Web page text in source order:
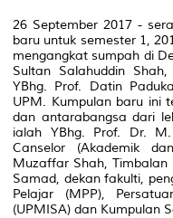
26 September 2017 -
baru untuk semester 1,
mengangkat sumpah di
Sultan Salahuddin
YBhg. Prof. Datin
UPM. Kumpulan baru ini
dan antarabangsa dari
ialah YBhg. Prof. Dr.
Canselor (Akademik
Muzaffar Shah,
Samad, dekan fakulti,
Pelajar (MPP),
(UPMISA) dan Kumpulan